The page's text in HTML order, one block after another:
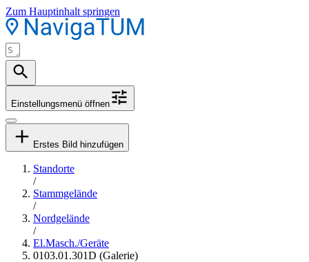
Zum Hauptinhalt springen
Einstellungsmenü öffnen
Erstes Bild hinzufügen
Standorte
/
Stammgelände
/
Nordgelände
/
El.Masch./Geräte
0103.01.301D (Galerie)